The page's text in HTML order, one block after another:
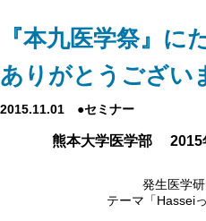
外部評価
パンフレット
研究不正防止対策
災害対策
男女共同参画事業
『本九医学祭』に
ありがとうござい
2015.11.01 ●セミナー
熊本大学医学部 2015
発生医学
テーマ「Hassei